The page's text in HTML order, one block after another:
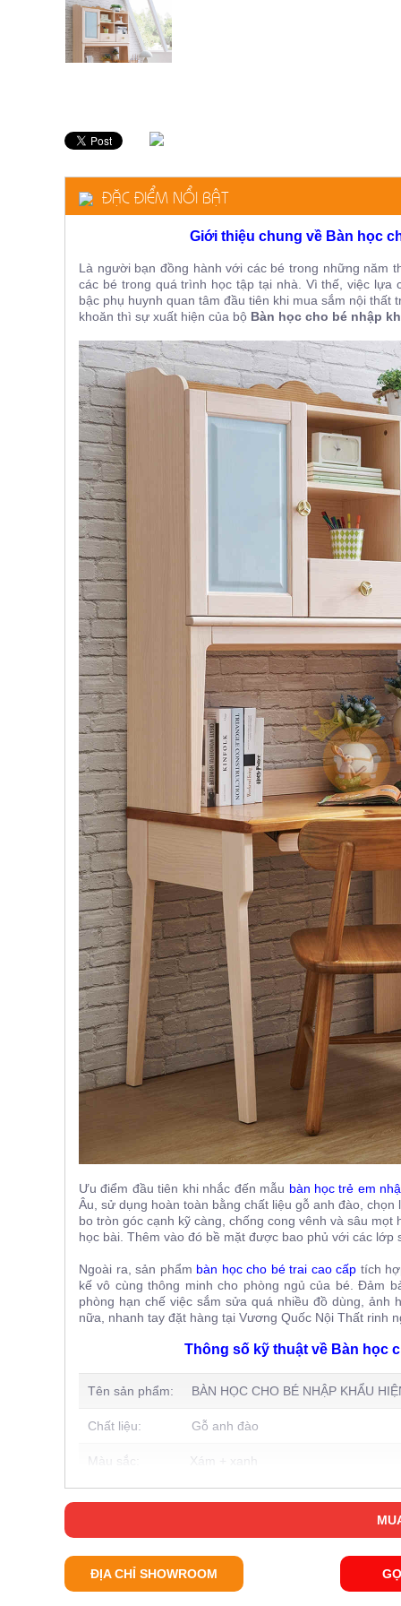
ĐẶC ĐIỂM NỔI BẬT
Giới thiệu chung về Bàn học
Là người bạn đồng hành với các bé trong những năm
các bé trong quá trình học tập tại nhà. Vì thế, việc
bậc phụ huynh quan tâm đầu tiên khi mua sắm nội
khoăn thì sự xuất hiện của bộ Bàn học cho bé nhập
Ưu điểm đầu tiên khi nhắc đến mẫu bàn học trẻ em
Âu, sử dụng hoàn toàn bằng chất liệu gỗ anh đào,
bo tròn góc cạnh kỹ càng, chống cong vênh và sâu
học bài. Thêm vào đó bề mặt được bao phủ với các
Ngoài ra, sản phẩm bàn học cho bé trai cao cấp tích
kế vô cùng thông minh cho phòng ngủ của bé. Đảm
phòng hạn chế việc sắm sửa quá nhiều đồ dùng,
nữa, nhanh tay đặt hàng tại Vương Quốc Nội Thất rinh
Thông số kỹ thuật về Bàn học
Tên sản phẩm: BÀN HỌC CHO BÉ NHẬP KHẨU
Chất liệu: Gỗ anh đào
Màu sắc: Xám + xanh
Phong cách: Hiện đại
ĐỊA CHỈ SHOWROOM